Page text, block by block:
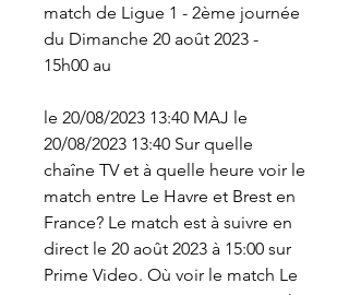
match de Ligue 1 - 2ème journée
du Dimanche 20 août 2023 -
15h00 au
le 20/08/2023 13:40 MAJ le
20/08/2023 13:40 Sur quelle
chaîne TV et à quelle heure voir le
match entre Le Havre et Brest en
France? Le match est à suivre en
direct le 20 août 2023 à 15:00 sur
Prime Video. Où voir le match Le